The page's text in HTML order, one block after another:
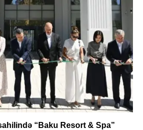
“Baku Resort & Spa”